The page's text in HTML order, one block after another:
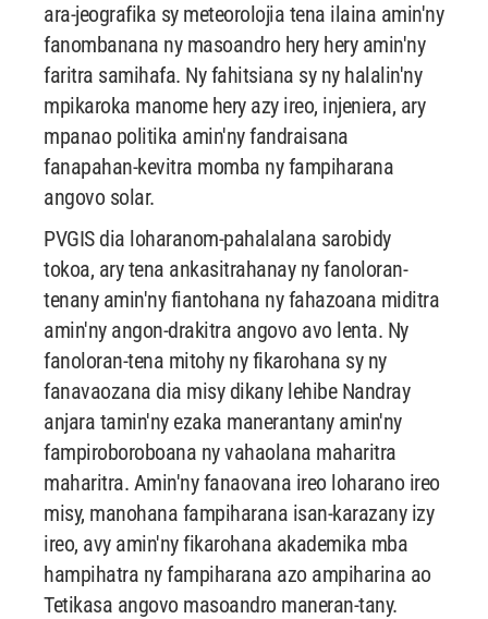
ara-jeografika sy meteorolojia tena ilaina amin'ny
fanombanana ny masoandro hery hery amin'ny
faritra samihafa. Ny fahitsiana sy ny halalin'ny
mpikaroka manome hery azy ireo, injeniera, ary
mpanao politika amin'ny fandraisana
fanapahan-kevitra momba ny fampiharana
angovo solar.
PVGIS dia loharanom-pahalalana sarobidy
tokoa, ary tena ankasitrahanay ny fanoloran-
tenany amin'ny fiantohana ny fahazoana miditra
amin'ny angon-drakitra angovo avo lenta. Ny
fanoloran-tena mitohy ny fikarohana sy ny
fanavaozana dia misy dikany lehibe Nandray
anjara tamin'ny ezaka manerantany amin'ny
fampiroboroboana ny vahaolana maharitra
maharitra. Amin'ny fanaovana ireo loharano ireo
misy, manohana fampiharana isan-karazany izy
ireo, avy amin'ny fikarohana akademika mba
hampihatra ny fampiharana azo ampiharina ao
Tetikasa angovo masoandro maneran-tany.